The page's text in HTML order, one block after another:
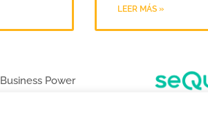
LEER MÁS »
Business Power